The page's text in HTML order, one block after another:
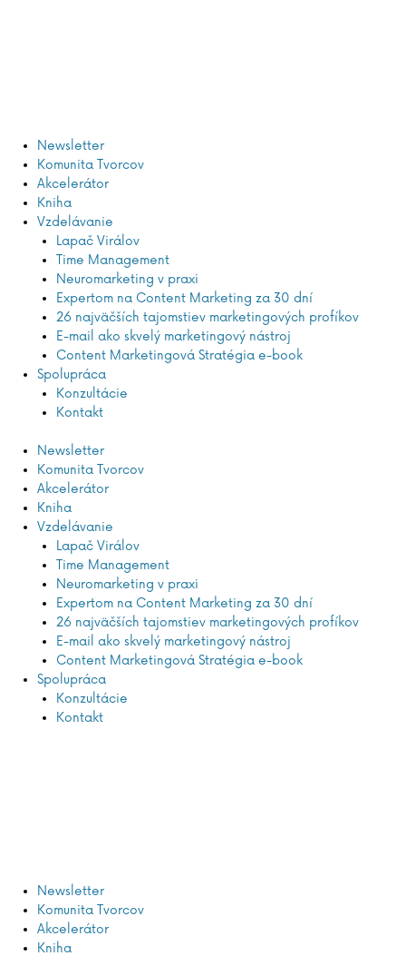
Newsletter
Komunita Tvorcov
Akcelerátor
Kniha
Vzdelávanie
Lapač Virálov
Time Management
Neuromarketing v praxi
Expertom na Content Marketing za 30 dní
26 najväčších tajomstiev marketingových profíkov
E-mail ako skvelý marketingový nástroj
Content Marketingová Stratégia e-book
Spolupráca
Konzultácie
Kontakt
Newsletter
Komunita Tvorcov
Akcelerátor
Kniha
Vzdelávanie
Lapač Virálov
Time Management
Neuromarketing v praxi
Expertom na Content Marketing za 30 dní
26 najväčších tajomstiev marketingových profíkov
E-mail ako skvelý marketingový nástroj
Content Marketingová Stratégia e-book
Spolupráca
Konzultácie
Kontakt
Newsletter
Komunita Tvorcov
Akcelerátor
Kniha